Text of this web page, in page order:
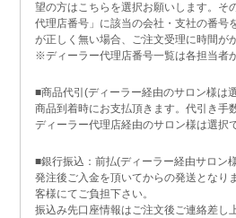
望の方はこちらを選択お願いします。そ
代理店番号」に該当の会社・支社の番号
が正しく無い場合、ご注文受理に時間が
※ディーラー代理店番号一覧は各担当者
■商品代引(ディーラー経由のサロン様は
商品到着時にお支払頂きます。代引き手
ディーラー代理店経由のサロン様は選択
■銀行振込：前払(ディーラー経由サロン
発注後ご入金を頂いてからの発送となり
客様にてご負担下さい。
振込み先口座情報はご注文後ご連絡差し